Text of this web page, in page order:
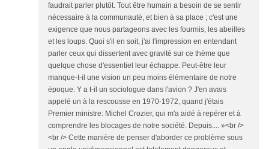
faudrait parler plutôt. Tout être humain a besoin de se sentir
nécessaire à la communauté, et bien à sa place ; c'est une
exigence que nous partageons avec les fourmis, les abeilles
et les loups. Quoi s'il en soit, j'ai l'impression en entendant
parler ceux qui dissertent avec gravité sur ce thème que
quelque chose d'essentiel leur échappe. Peut-être leur
manque-t-il une vision un peu moins élémentaire de notre
époque. Y a t-il un sociologue dans l'avion ? J'en avais
appelé un à la rescousse en 1970-1972, quand j'étais
Premier ministre: Michel Crozier, qui m'a aidé à repérer et à
comprendre les blocages de notre société. Depuis.... »<br />
<br /> Cette manière de penser d'aborder ce problème sous